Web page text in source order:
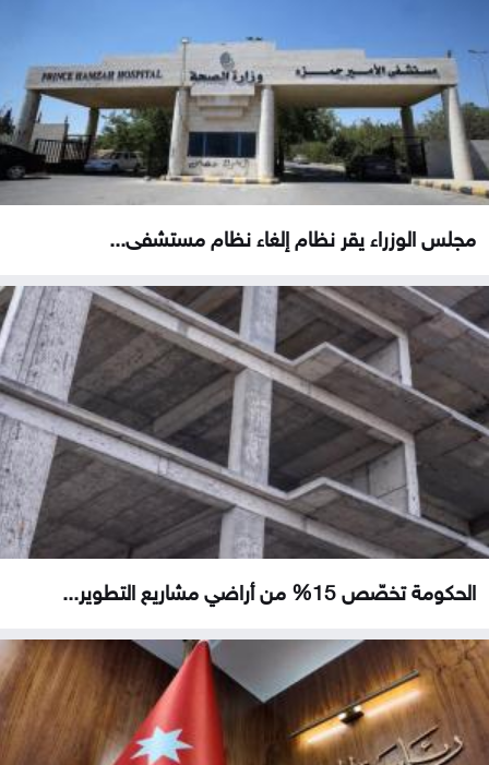
مجلس الوزراء يقر نظام إلغاء نظام مستشفى...
الحكومة تخصّص 15% من أراضي مشاريع التطوير...